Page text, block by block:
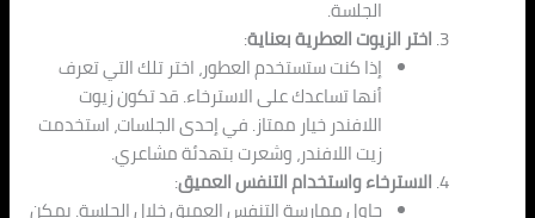
الجلسة.
اختر الزيوت العطرية بعناية:
إذا كنت ستستخدم العطور، اختر تلك التي تعرف
أنها تساعدك على الاسترخاء. قد تكون زيوت
اللافندر خيار ممتاز. في إحدى الجلسات، استخدمت
زيت اللافندر، وشعرت بتهدئة مشاعري.
الاسترخاء واستخدام التنفس العميق:
حاول ممارسة التنفس العميق خلال الجلسة. يمكن